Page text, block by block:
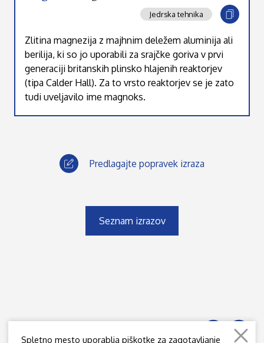
Jedrska tehnika
Zlitina magnezija z majhnim deležem aluminija ali
berilija, ki so jo uporabili za srajčke goriva v prvi
generaciji britanskih plinsko hlajenih reaktorjev
(tipa Calder Hall). Za to vrsto reaktorjev se je zato
tudi uveljavilo ime magnoks.
Predlagajte popravek izraza
Seznam izrazov
Spletno mesto uporablja piškotke za zagotavljanje